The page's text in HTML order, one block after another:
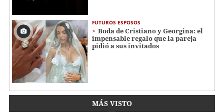
FUTUROS ESPOSOS
Boda de Cristiano y Georgina: el
impensable regalo que la pareja
pidió a sus invitados
MÁS VISTO